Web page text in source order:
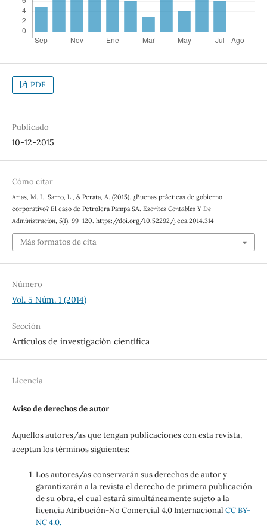
PDF
Publicado
10-12-2015
Cómo citar
Arias, M. I., Sarro, L., & Perata, A. (2015). ¿Buenas prácticas de gobierno
corporativo? El caso de Petrolera Pampa SA. Escritos Contables Y De
Administración, 5(1), 99–120. https://doi.org/10.52292/j.eca.2014.314
Más formatos de cita
Número
Vol. 5 Núm. 1 (2014)
Sección
Artículos de investigación científica
Licencia
Aviso de derechos de autor
Aquellos autores/as que tengan publicaciones con esta revista,
aceptan los términos siguientes:
Los autores/as conservarán sus derechos de autor y
garantizarán a la revista el derecho de primera publicación
de su obra, el cual estará simultáneamente sujeto a la
licencia Atribución-No Comercial 4.0 Internacional CC BY-
NC 4.0.